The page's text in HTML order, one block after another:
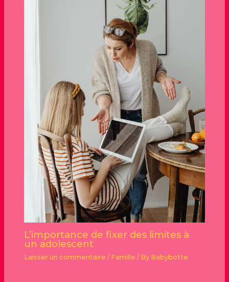
L’importance de fixer des limites à
un adolescent
Laisser un commentaire / Famille / By Babybotte